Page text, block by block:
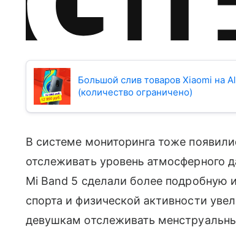
Большой слив товаров Xiaomi на
(количество ограничено)
В системе мониторинга тоже
отслеживать уровень атмосферного
Mi Band 5 сделали более подробную
спорта и физической активности
девушкам отслеживать